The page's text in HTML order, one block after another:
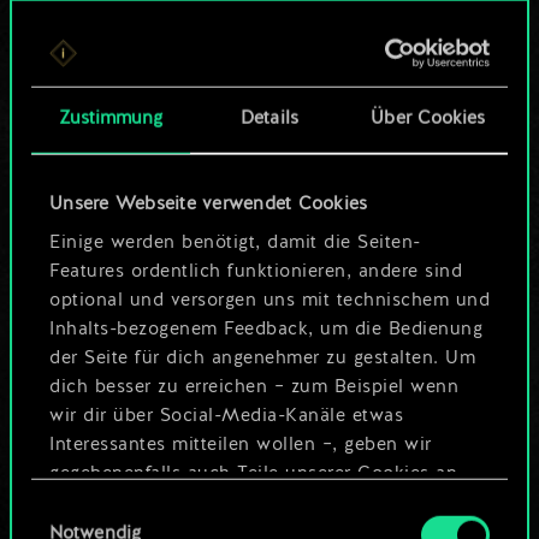
Zustimmung Details Über Cookies
Unsere Webseite verwendet Cookies
Einige werden benötigt, damit die Seiten-
Features ordentlich funktionieren, andere sind
optional und versorgen uns mit technischem und
Inhalts-bezogenem Feedback, um die Bedienung
der Seite für dich angenehmer zu gestalten. Um
dich besser zu erreichen – zum Beispiel wenn
wir dir über Social-Media-Kanäle etwas
Interessantes mitteilen wollen –, geben wir
gegebenenfalls auch Teile unserer Cookies an
Cookies erfordert allerdings deine Zustimmung.
Notwendig
Bis jetzt ist dies nur
ein geteilter Satz
Karten.
Wo es doch so viel
mehr sein kann!
Deck benennen und Leitfaden
Deck bearbeiten